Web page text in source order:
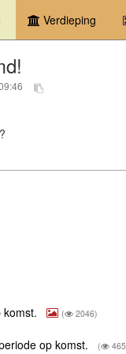
(current)Verdieping
komst. ( 2046)
op komst. (